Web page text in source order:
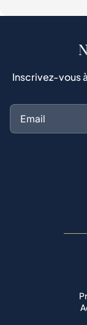
Inscrivez-vous